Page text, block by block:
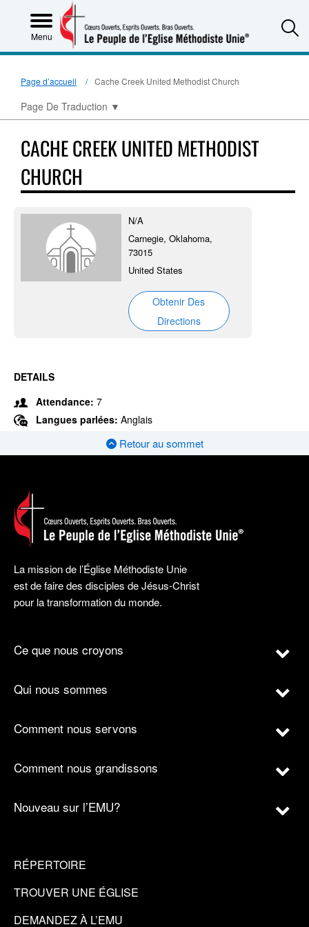
Menu
Page d’accueil Cache Creek United Methodist Church
Page De Traduction ▼
CACHE CREEK UNITED METHODIST
CHURCH
N/A
Carnegie, Oklahoma,
73015
United States
Obtenir Des
Directions
DETAILS
Attendance: 7
Langues parlées: Anglais
Retour au sommet
La mission de l’Église Méthodiste Unie
est de faire des disciples de Jésus-Christ
pour la transformation du monde.
Ce que nous croyons
Qui nous sommes
Comment nous servons
Comment nous grandissons
Nouveau sur l’EMU?
RÉPERTOIRE
TROUVER UNE ÉGLISE
DEMANDEZ À L’EMU